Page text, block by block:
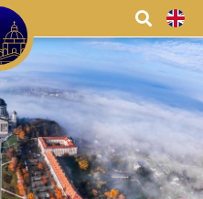
Kereső
EN